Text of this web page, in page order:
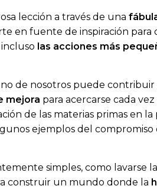
lección a través de una
en fuente de inspiración
las acciones más
de nosotros puede contribuir
mejora para acercarse cada
de las materias primas en
ejemplos del
simples, como lavarse
construir un mundo donde la